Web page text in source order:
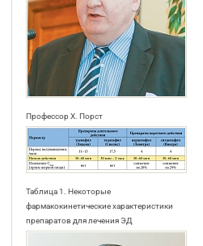
Профессор Х. Порст
Таблица 1. Некоторые
фармакокинетические характеристики
препаратов для лечения ЭД